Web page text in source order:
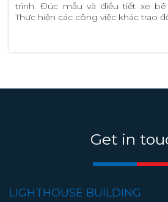
trình. Đúc mẫu và điều tiết xe
Thực hiện các công việc khác trao
Get in
LIGHTHOUSE BUILDING